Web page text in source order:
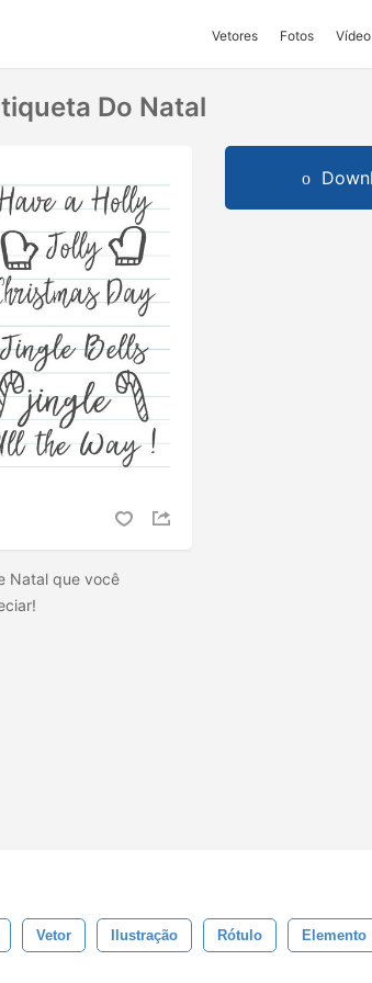
Vetores Fotos Vídeo
Do Natal
Natal que você
Vetor Ilustração Rótulo Elemento